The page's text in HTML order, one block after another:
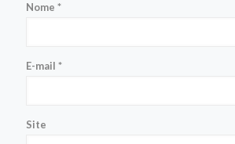
Nome *
E-mail *
Site